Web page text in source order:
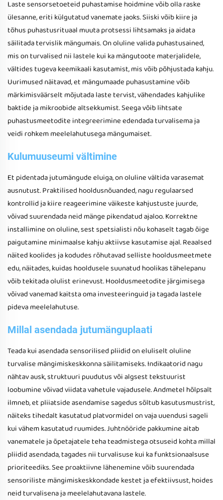
Laste sensorsetoeteid puhastamise hoidmine võib olla raske
ülesanne, eriti külgutatud vanemate jaoks. Siiski võib kiire ja
tõhus puhastusrituaal muuta protsessi lihtsamaks ja aidata
säilitada tervislik mängumais. On oluline valida puhastusained,
mis on turvalised nii lastele kui ka mängutoote materjalidele,
vältides tugeva keemikaali kasutamist, mis võib põhjustada kahju.
Uurimused näitavad, et mängumaade puhasustamine võib
märkimisväärselt mõjutada laste tervist, vähendades kahjulike
baktide ja mikroobide altsekkumist. Seega võib lihtsate
puhastusmeetodite integreerimine edendada turvalisema ja
veidi rohkem meelelahutusega mängumaiset.
Kulumuuseumi vältimine
Et pidentada jutumängude eluiga, on oluline vältida varasemat
ausnutust. Praktilised hooldusnõuanded, nagu regulaarsed
kontrollid ja kiire reageerimine väikeste kahjustuste juurde,
võivad suurendada neid mänge pikendatud ajaloo. Korrektne
installimine on oluline, sest spetsialisti nõu kohaselt tagab õige
paigutamine minimaalse kahju aktiivse kasutamise ajal. Reaalsed
näited koolides ja kodudes rõhutavad selliste hooldusmeetmete
edu, näitades, kuidas hooldusele suunatud hoolikas tähelepanu
võib tekitada olulist erinevust. Hooldusmeetodite järgimisega
võivad vanemad kaitsta oma investeeringuid ja tagada lastele
pideva meelelahutuse.
Millal asendada jutumänguplaati
Teada kui asendada sensorilised pliidid on eluliselt oluline
turvalise mängimiskeskkonna säilitamiseks. Indikaatorid nagu
nähtav ausk, struktuuri puudutus või algsest tekstuurist
loobumine võivad viidata vahetule vajadusele. Andmetel hõlpsalt
ilmneb, et pliiatside asendamise sagedus sõltub kasutusmustrist,
näiteks tihedalt kasutatud platvormidel on vaja uuendusi sageli
kui vähem kasutatud ruumides. Juhtnööride pakkumine aitab
vanematele ja õpetajatele teha teadmistega otsuseid kohta millal
pliidid asendada, tagades nii turvalisuse kui ka funktsionaalsuse
prioriteediks. See proaktiivne lähenemine võib suurendada
sensoriliste mängimiskeskkondade kestet ja efektiivsust, hoides
neid turvalisena ja meelelahutavana lastele.